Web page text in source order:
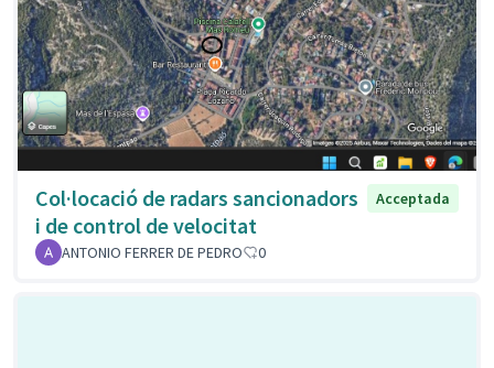
Col·locació de radars sancionadors
i de control de velocitat
Acceptada
ANTONIO FERRER DE PEDRO 0